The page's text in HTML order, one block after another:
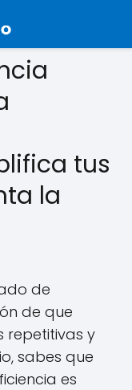
tus
la
de
de que
repetitivas y
sabes que
es